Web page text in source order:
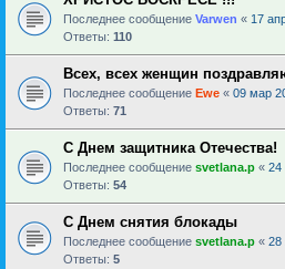
Последнее сообщение Varwen « 17
Ответы: 110
Всех, всех женщин
Последнее сообщение Ewe « 09 мар
Ответы: 71
С Днем защитника Отечества!
Последнее сообщение svetlana.p « 24
Ответы: 54
С Днем снятия блокады
Последнее сообщение svetlana.p « 28
Ответы: 5